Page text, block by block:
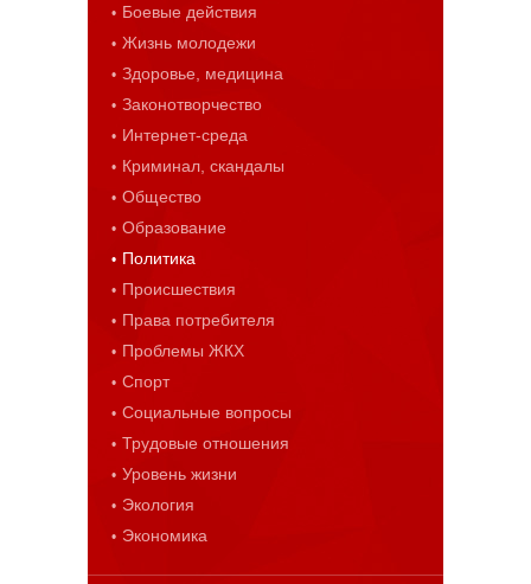
Боевые действия
Жизнь молодежи
Здоровье, медицина
Законотворчество
Интернет-среда
Криминал, скандалы
Общество
Образование
Политика
Происшествия
Права потребителя
Проблемы ЖКХ
Спорт
Социальные вопросы
Трудовые отношения
Уровень жизни
Экология
Экономика